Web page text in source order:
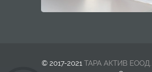
© 2017-2021 ТАРА АКТИВ ЕООД.